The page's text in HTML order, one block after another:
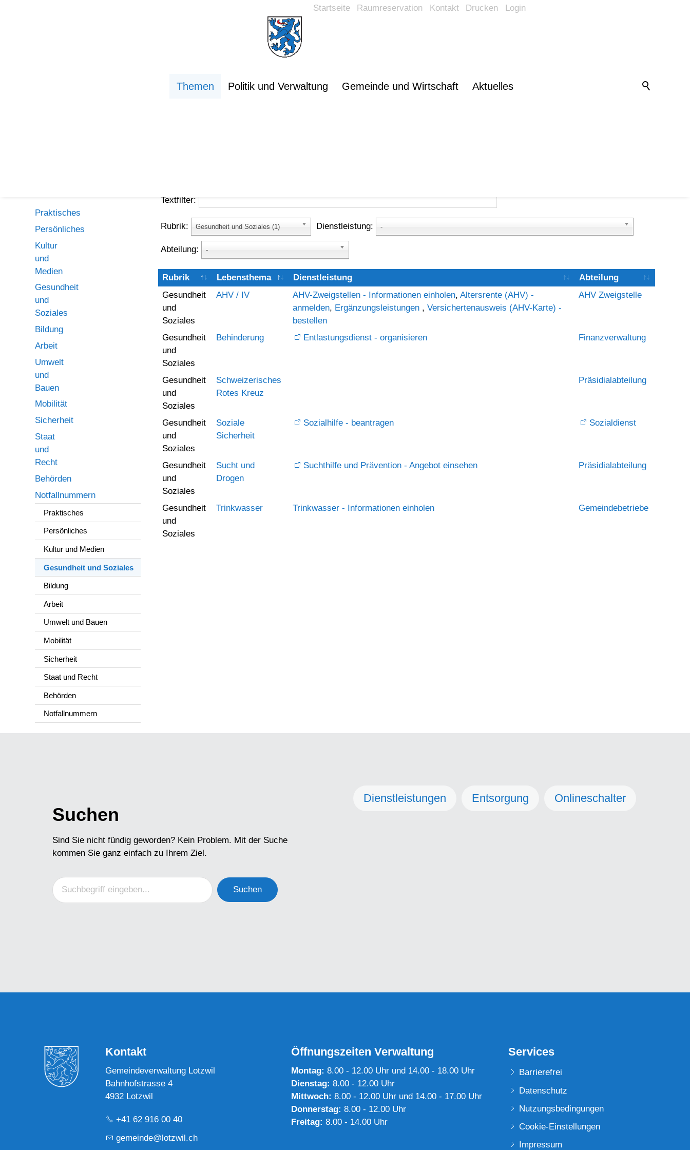
Startseite Raumreservation Kontakt Drucken Login
Themen Politik und Verwaltung Gemeinde und Wirtschaft Aktuelles
Praktisches
Persönliches
Kultur
und
Medien
Gesundheit
und
Soziales
Bildung
Arbeit
Umwelt
und
Bauen
Mobilität
Sicherheit
Staat
und
Recht
Behörden
Notfallnummern
Praktisches
Persönliches
Kultur und Medien
Gesundheit und Soziales
Bildung
Arbeit
Umwelt und Bauen
Mobilität
Sicherheit
Staat und Recht
Behörden
Notfallnummern
Textfilter:
Rubrik: Gesundheit und Soziales (1) Dienstleistung: -
Abteilung: -
Rubrik Lebensthema Dienstleistung
Abteilung
Gesundheit
und
Soziales
AHV / IV AHV-Zweigstellen - Informationen einholen, Altersrente (AHV) -
anmelden, Ergänzungsleistungen , Versichertenausweis (AHV-Karte) -
bestellen
AHV Zweigstelle
Gesundheit
und
Soziales
Behinderung Entlastungsdienst - organisieren Finanzverwaltung
Gesundheit
und
Soziales
Schweizerisches
Rotes Kreuz
Präsidialabteilung
Gesundheit
und
Soziales
Soziale
Sicherheit
Sozialhilfe - beantragen Sozialdienst
Gesundheit
und
Soziales
Sucht und
Drogen
Suchthilfe und Prävention - Angebot einsehen Präsidialabteilung
Gesundheit
und
Soziales
Trinkwasser Trinkwasser - Informationen einholen Gemeindebetriebe
Suchen
Sind Sie nicht fündig geworden? Kein Problem. Mit der Suche
kommen Sie ganz einfach zu Ihrem Ziel.
Suchen
Dienstleistungen Entsorgung Onlineschalter
Kontakt
Gemeindeverwaltung Lotzwil
Bahnhofstrasse 4
4932 Lotzwil
+41 62 916 00 40
g m nd l tzw l ch
Öffnungszeiten Verwaltung
Montag:8.00 - 12.00 Uhr und 14.00 - 18.00 Uhr
Dienstag: 8.00 - 12.00 Uhr
Mittwoch: 8.00 - 12.00 Uhr und 14.00 - 17.00 Uhr
Donnerstag: 8.00 - 12.00 Uhr
Freitag: 8.00 - 14.00 Uhr
Services
Barrierefrei
Datenschutz
Nutzungsbedingungen
Cookie-Einstellungen
Impressum